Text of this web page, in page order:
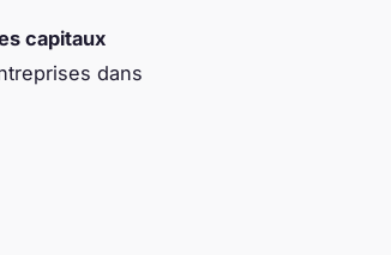
capitaux
dans